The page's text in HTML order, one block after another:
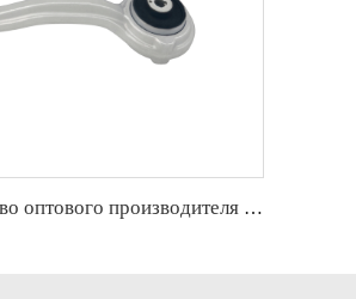
TSBJ Высокое качество оптового производителя переднего нижнего рычага подвески для Mercedes C series W204 OE 2033300211 2033301711